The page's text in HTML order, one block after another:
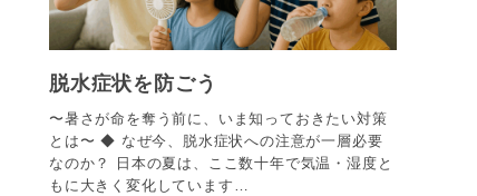
脱水症状を防ごう
〜暑さが命を奪う前に、いま知っておきたい対策
とは〜 ◆ なぜ今、脱水症状への注意が一層必要
なのか？ 日本の夏は、ここ数十年で気温・湿度と
もに大きく変化しています…